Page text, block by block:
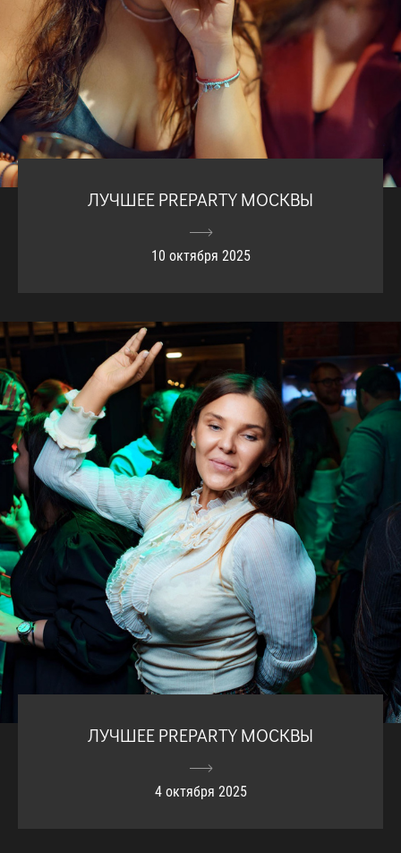
ЛУЧШЕЕ PREPARTY МОСКВЫ
10 октября 2025
ЛУЧШЕЕ PREPARTY МОСКВЫ
4 октября 2025